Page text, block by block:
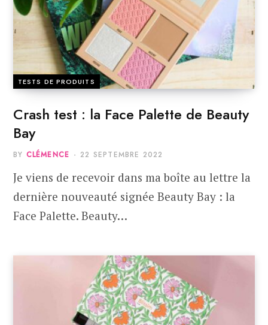
TESTS DE PRODUITS
Crash test : la Face Palette de Beauty
Bay
BY CLÉMENCE 22 SEPTEMBRE 2022
Je viens de recevoir dans ma boîte au lettre la
dernière nouveauté signée Beauty Bay : la
Face Palette. Beauty…